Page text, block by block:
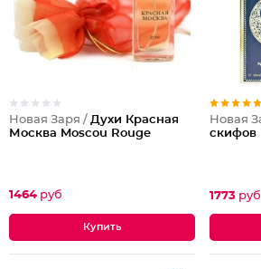
Новая Заря / Духи Красная
Москва Moscou Rouge
1464 руб
Новая
скифов
1773 руб